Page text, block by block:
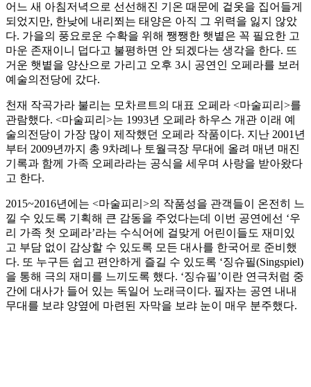
어느 새 아침저녁으로 선선해진 기온 때문에 겉옷을 집어들게
되었지만, 한낮에 내리쬐는 태양은 아직 그 위력을 잃지 않았
다. 가을의 풍요로운 수확을 위해 쨍쨍한 햇볕은 꼭 필요한 고
마운 존재이니 덥다고 불평하면 안 되겠다는 생각을 한다. 뜨
거운 햇볕을 양산으로 가리고 오후 3시 공연인 오페라를 보러
예술의전당에 갔다.
천재 작곡가라 불리는 모차르트의 대표 오페라 <마술피리>를
관람했다. <마술피리>는 1993년 오페라 하우스 개관 이래 예
술의전당이 가장 많이 제작했던 오페라 작품이다. 지난 2001년
부터 2009년까지 총 9차례나 토월극장 무대에 올려 매년 매진
기록과 함께 가족 오페라라는 공식을 세우며 사랑을 받아왔다
고 한다.
2015~2016년에는 <마술피리>의 작품성을 관객들이 온전히 느
낄 수 있도록 기획해 큰 감동을 주었다는데 이번 공연에선 ‘우
리 가족 첫 오페라’라는 수식어에 걸맞게 어린이들도 재미있
고 부담 없이 감상할 수 있도록 모든 대사를 한국어로 준비했
다. 또 누구든 쉽고 편안하게 즐길 수 있도록 ‘징슈필(Singspiel)
을 통해 극의 재미를 느끼도록 했다. ‘징슈필’이란 연극처럼 중
간에 대사가 들어 있는 독일어 노래극이다. 필자는 공연 내내
무대를 보랴 양옆에 마련된 자막을 보랴 눈이 매우 분주했다.